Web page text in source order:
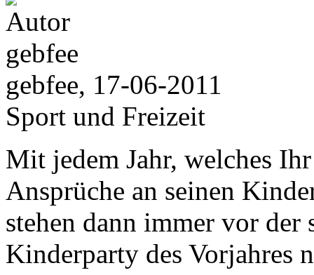
gebfee, 17-06-2011
Sport und Freizeit
Mit jedem Jahr, welches
Ansprüche an seinen
stehen dann immer vor
Kinderparty des Vorjahres